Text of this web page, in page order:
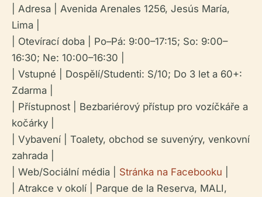
| Adresa | Avenida Arenales 1256, Jesús María,
Lima |
| Otevírací doba | Po–Pá: 9:00–17:15; So: 9:00–
16:30; Ne: 10:00–16:30 |
| Vstupné | Dospělí/Studenti: S/10; Do 3 let a 60+:
Zdarma |
| Přístupnost | Bezbariérový přístup pro vozíčkáře a
kočárky |
| Vybavení | Toalety, obchod se suvenýry, venkovní
zahrada |
| Web/Sociální média | Stránka na Facebooku
| Atrakce v okolí | Parque de la Reserva, MALI,